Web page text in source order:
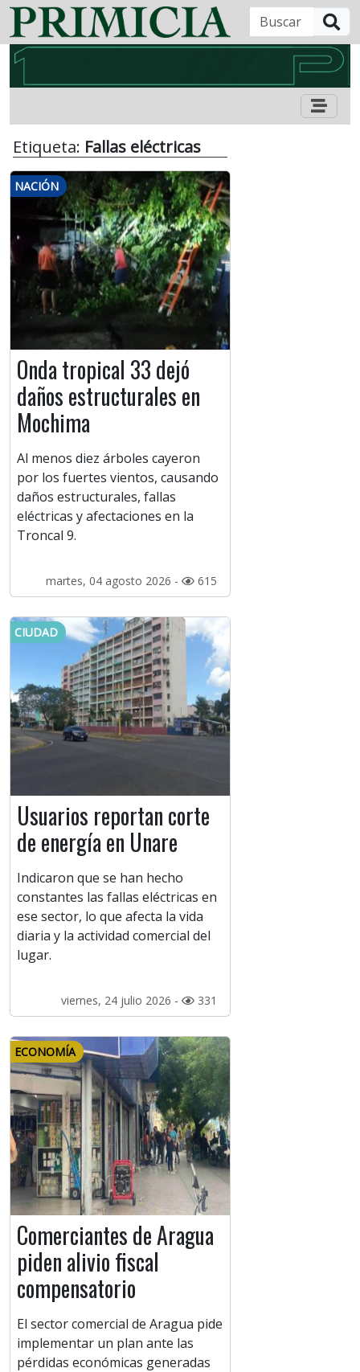
Etiqueta: Fallas eléctricas
NACIÓN
Onda tropical 33 dejó
daños estructurales en
Mochima
Al menos diez árboles cayeron
por los fuertes vientos, causando
daños estructurales, fallas
eléctricas y afectaciones en la
Troncal 9.
martes, 04 agosto 2026 - 615
CIUDAD
Usuarios reportan corte
de energía en Unare
Indicaron que se han hecho
constantes las fallas eléctricas en
ese sector, lo que afecta la vida
diaria y la actividad comercial del
lugar.
viernes, 24 julio 2026 - 331
ECONOMÍA
Comerciantes de Aragua
piden alivio fiscal
compensatorio
El sector comercial de Aragua pide
implementar un plan ante las
pérdidas económicas generadas